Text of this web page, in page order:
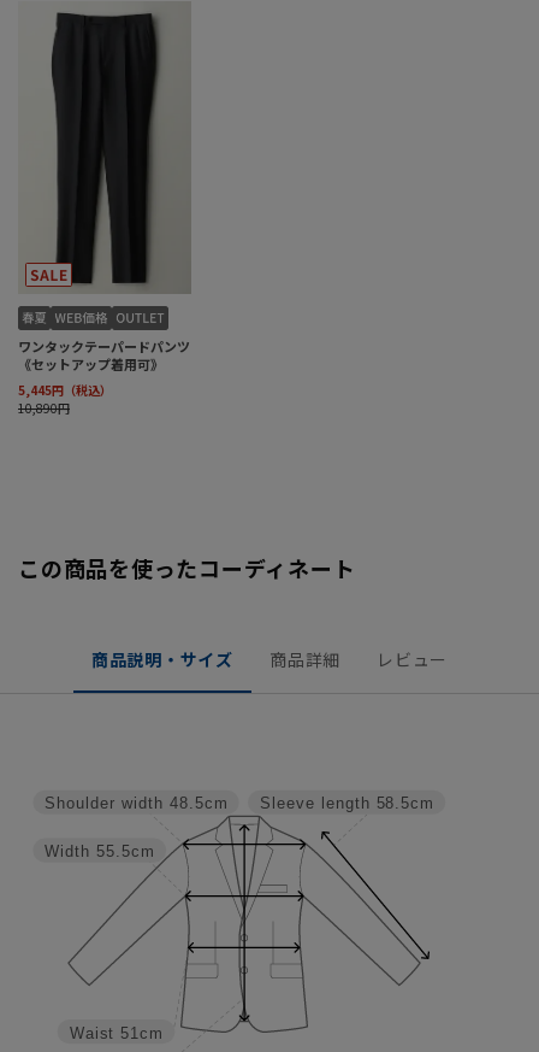
この商品を使ったコーディネート
商品説明・サイズ 商品詳細 レビュー
Sleeve length 58.5cm
Waist 51cm
Width 55.5cm
Shoulder width 48.5cm